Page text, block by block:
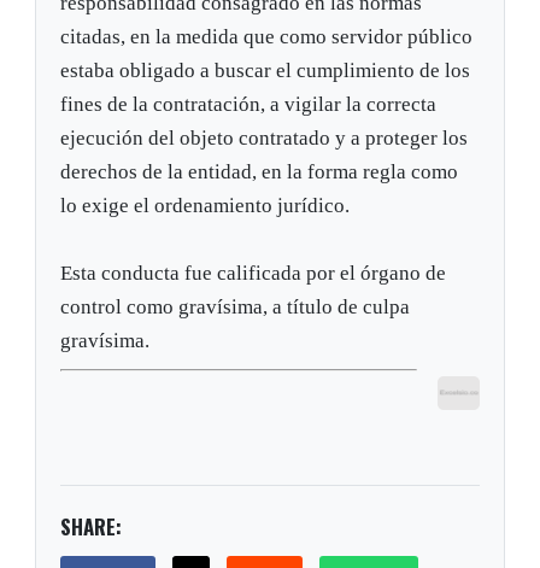
citadas, en la medida que como servidor público
estaba obligado a buscar el cumplimiento de los
fines de la contratación, a vigilar la correcta
ejecución del objeto contratado y a proteger los
derechos de la entidad, en la forma regla como
lo exige el ordenamiento jurídico.
Esta conducta fue calificada por el órgano de
control como gravísima, a título de culpa
gravísima.
SHARE: